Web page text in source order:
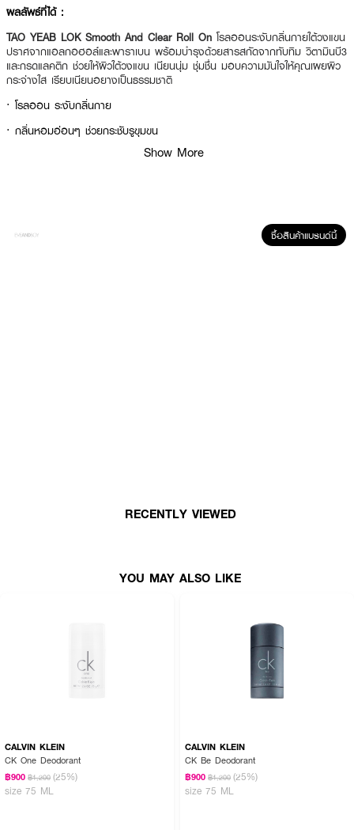
ผลลัพธ์ที่ได้ :
TAO YEAB LOK Smooth And Clear Roll On โรลออนระงับกลิ่นกายใต้วงแขน
ปราศจากแอลกอฮอล์และพาราเบน พร้อมบำรุงด้วยสารสกัดจากทับทิม วิตามินบี3
และกรดแลคติก ช่วยให้ผิวใต้วงแขน เนียนนุ่ม ชุ่มชื่น มอบความมันใจให้คุณเผยผิว
กระจ่างใส เรียบเนียนอยางเป็นธรรมชาติ
· โรลออน ระงับกลิ่นกาย
· กลิ่นหอมอ่อนๆ ช่วยกระชับรูขุมขน
ไม่มีแอลกอฮอลล์ จึงไม่ทำให้วงแขนดำเสื้อไม่เป็นคราบ
Show More
ซื้อสินค้าแบรนด์นี้
RECENTLY VIEWED
YOU MAY ALSO LIKE
CALVIN KLEIN
CK One Deodorant
฿900 ฿1,200 (25%)
size 75 ML
CALVIN KLEIN
CK Be Deodorant
฿900 ฿1,200 (25%)
size 75 ML